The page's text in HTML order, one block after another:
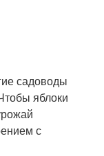
садоводы
яблоки
с